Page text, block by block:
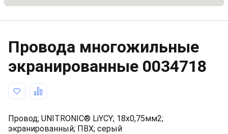
Провода многожильные
экранированные 0034718
Провод; UNITRONIC® LiYCY; 18x0,75мм2;
экранированный; ПВХ; серый